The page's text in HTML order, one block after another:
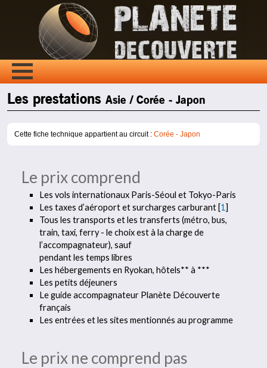
Les prestationsAsie / Corée - Japon
Cette fiche technique appartient au circuit :Corée - Japon
Le prix comprend
Les vols internationaux Paris-Séoul et Tokyo-Paris
Les taxes d’aéroport et surcharges carburant [1]
Tous les transports et les transferts (métro, bus,
train, taxi, ferry - le choix est à la charge de
l’accompagnateur), sauf
pendant les temps libres
Les hébergements en Ryokan, hôtels** à ***
Les petits déjeuners
Le guide accompagnateur Planète Découverte
français
Les entrées et les sites mentionnés au programme
Le prix ne comprend pas